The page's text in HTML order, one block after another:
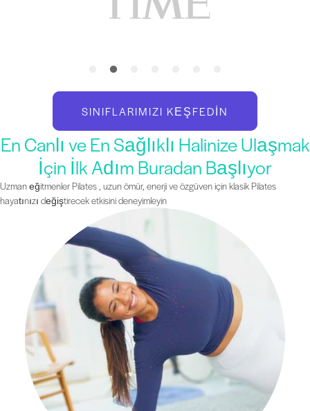
SINIFLARIMIZI KEŞFEDIN
En Canlı ve En Sağlıklı Halinize Ulaşmak
İçin İlk Adım Buradan Başlıyor
Uzman eğitmenler Pilates , uzun ömür, enerji ve özgüven için klasik Pilates
hayatınızı değiştirecek etkisini deneyimleyin